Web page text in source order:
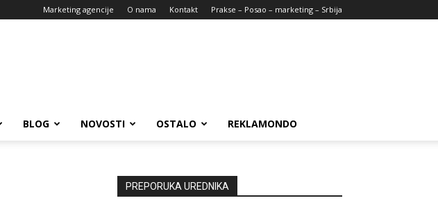
Marketing agencije O nama Kontakt Prakse – Posao – marketing – Srbija
BLOG NOVOSTI OSTALO REKLAMONDO
PREPORUKA UREDNIKA